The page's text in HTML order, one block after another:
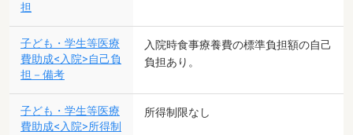
担
子ども・学生等医療
費助成<入院>自己負
担－備考
入院時食事療養費の標準負担額の自己
負担あり。
子ども・学生等医療
費助成<入院>所得制
所得制限なし